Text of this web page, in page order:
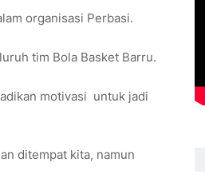
organisasi Perbasi.
tim Bola Basket Barru.
motivasi untuk jadi
ditempat kita, namun